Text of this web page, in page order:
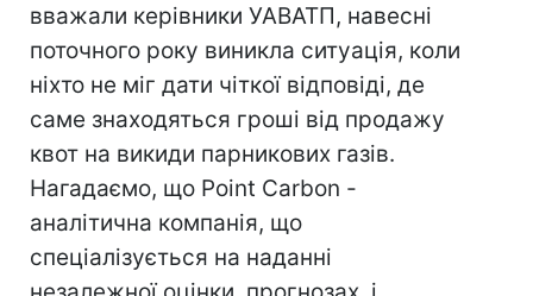
вважали керівники УАВАТП, навесні
поточного року виникла ситуація, коли
ніхто не міг дати чіткої відповіді, де
саме знаходяться гроші від продажу
квот на викиди парникових газів.
Нагадаємо, що Point Carbon -
аналітична компанія, що
спеціалізується на наданні